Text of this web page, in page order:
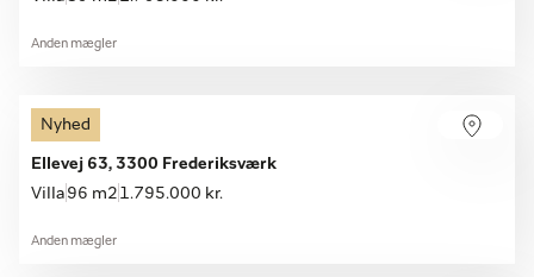
Anden mægler
Nyhed
Ellevej 63, 3300 Frederiksværk
Villa 96 m2 1.795.000 kr.
Anden mægler